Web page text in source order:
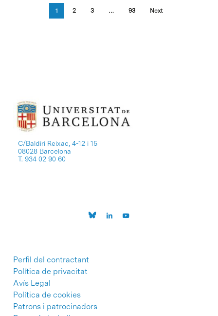
1 2 3 … 93 Next
C/Baldiri Reixac, 4-12 i 15
08028 Barcelona
T. 934 02 90 60
Perfil del contractant
Política de privacitat
Avís Legal
Política de cookies
Patrons i patrocinadors